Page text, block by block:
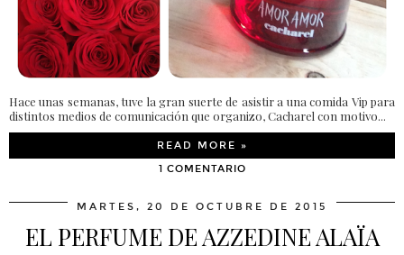
Hace unas semanas, tuve la gran suerte de asistir a una comida Vip para
distintos medios de comunicación que organizo, Cacharel con motivo...
READ MORE »
1 COMENTARIO
MARTES, 20 DE OCTUBRE DE 2015
EL PERFUME DE AZZEDINE ALAÏA